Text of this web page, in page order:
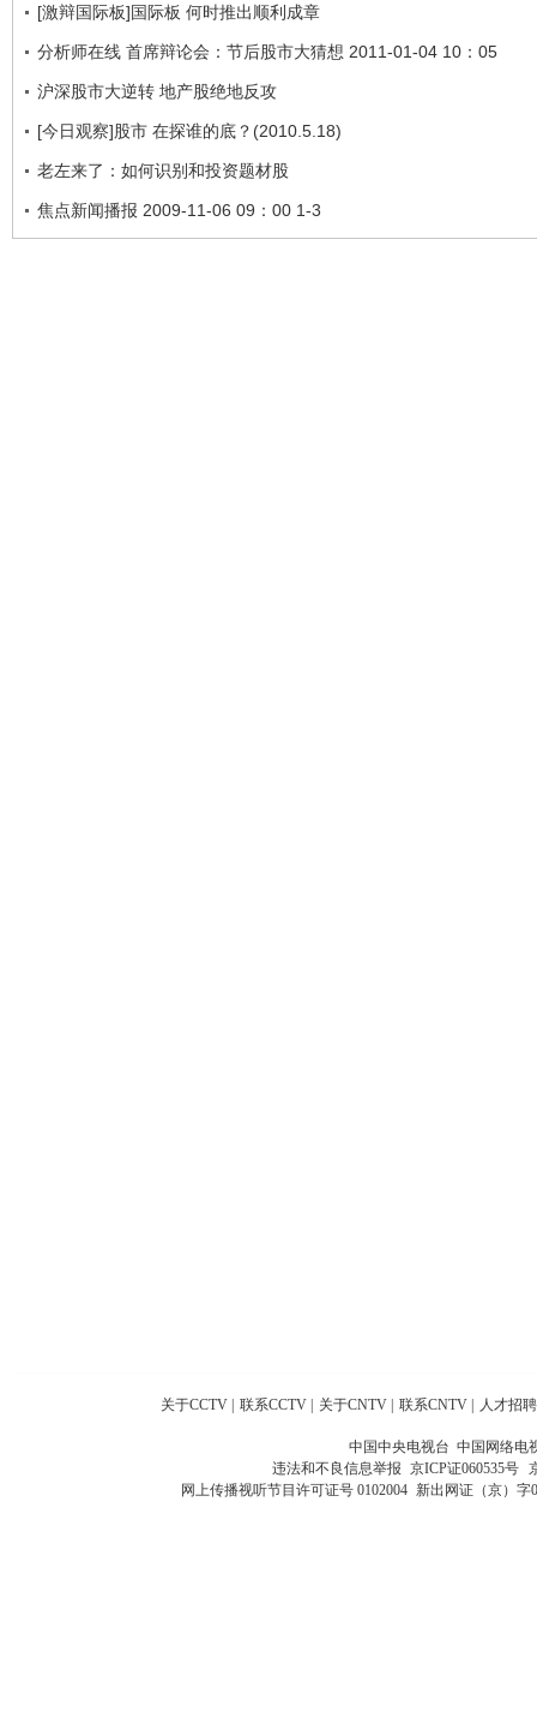
[激辩国际板]国际板 何时推出顺利成章
分析师在线 首席辩论会：节后股市大猜想 2011-01-04 10：05
沪深股市大逆转 地产股绝地反攻
[今日观察]股市 在探谁的底？(2010.5.18)
老左来了：如何识别和投资题材股
焦点新闻播报 2009-11-06 09：00 1-3
关于CCTV 联系CCTV 关于CNTV 联系CNTV 人才招聘
中国中央电视台 中国网络电
违法和不良信息举报 京ICP证060535号
网上传播视听节目许可证号 0102004 新出网证（京）